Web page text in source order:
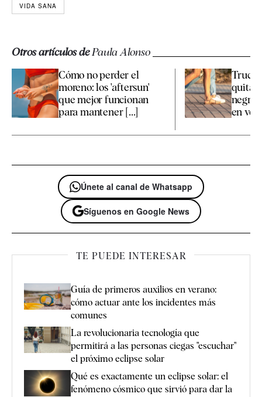
VIDA SANA
Otros artículos dePaula Alonso
Cómo no perder el
moreno: los 'aftersun'
que mejor funcionan
para mantener [...]
quitar
en
Únete al canal de Whatsapp
Síguenos en Google News
TE PUEDE INTERESAR
Guía de primeros auxilios en verano:
cómo actuar ante los incidentes más
comunes
La revolucionaria tecnología que
permitirá a las personas ciegas "escuchar"
el próximo eclipse solar
Qué es exactamente un eclipse solar: el
fenómeno cósmico que sirvió para dar la